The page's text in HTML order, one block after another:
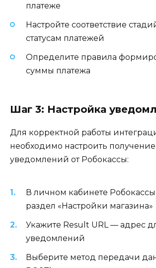
платеже
Настройте соответствие
статусам платежей
Определите правила
суммы платежа
Шаг 3: Настройка
Для корректной работы
необходимо настроить получение
уведомлений от Робокассы:
В личном кабинете
раздел «Настройки магазина»
Укажите Result URL — адрес
уведомлений
Выберите метод передачи